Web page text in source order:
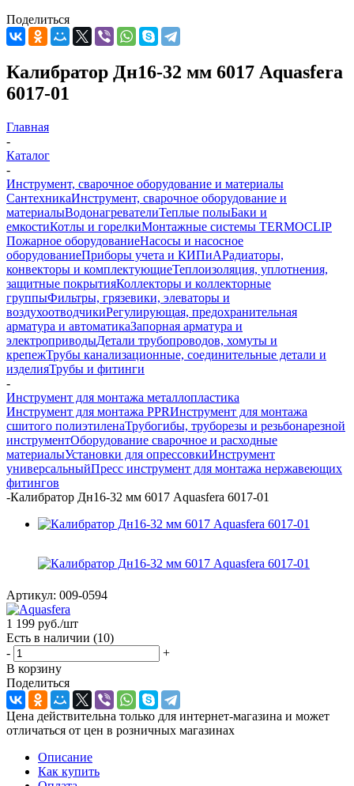
Поделиться
Калибратор Дн16-32 мм 6017 Aquasfera
6017-01
Главная
-
Каталог
-
Инструмент, сварочное оборудование и материалы
СантехникаИнструмент, сварочное оборудование и
материалыВодонагревателиТеплые полыБаки и
емкостиКотлы и горелкиМонтажные системы TERMOCLIP
Пожарное оборудованиеНасосы и насосное
оборудованиеПриборы учета и КИПиАРадиаторы,
конвекторы и комплектующиеТеплоизоляция, уплотнения,
защитные покрытияКоллекторы и коллекторные
группыФильтры, грязевики, элеваторы и
воздухоотводчикиРегулирующая, предохранительная
арматура и автоматикаЗапорная арматура и
электроприводыДетали трубопроводов, хомуты и
крепежТрубы канализационные, соединительные детали и
изделияТрубы и фитинги
-
Инструмент для монтажа металлопластика
Инструмент для монтажа PPRИнструмент для монтажа
сшитого полиэтиленаТрубогибы, труборезы и резьбонарезной
инструментОборудование сварочное и расходные
материалыУстановки для опрессовкиИнструмент
универсальныйПресс инструмент для монтажа нержавеющих
фитингов
-Калибратор Дн16-32 мм 6017 Aquasfera 6017-01
Артикул: 009-0594
1 199 руб./шт
Есть в наличии (10)
-
+
В корзину
Поделиться
Цена действительна только для интернет-магазина и может
отличаться от цен в розничных магазинах
Описание
Как купить